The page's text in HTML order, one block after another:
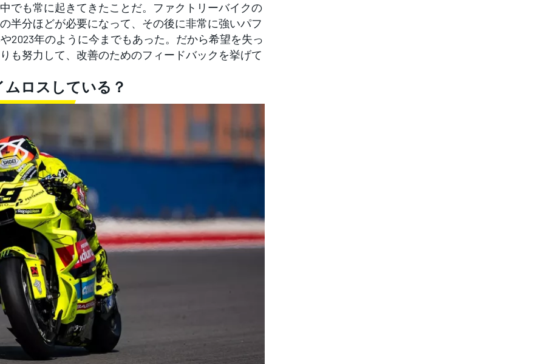
でも常に起きてきたことだ。ファクトリーバイクの
半分ほどが必要になって、その後に非常に強いパフ
2023年のように今までもあった。だから希望を失っ
も努力して、改善のためのフィードバックを挙げて
ロスしている？